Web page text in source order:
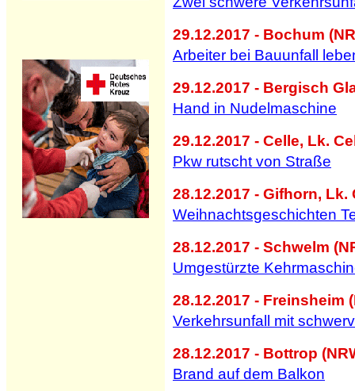
29.12.2017 - Bochum
Arbeiter bei Bauunfall
29.12.2017 - Bergisch
Hand in Nudelmaschine
29.12.2017 - Celle, Lk.
Pkw rutscht von Straße
28.12.2017 - Gifhorn, Lk.
Weihnachtsgeschichten
28.12.2017 - Schwelm
Umgestürzte
28.12.2017 - Freinsheim
Verkehrsunfall mit
28.12.2017 - Bottrop
Brand auf dem Balkon